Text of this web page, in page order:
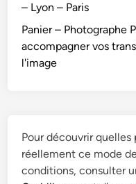
– Lyon – Paris
Panier – Photographe
accompagner vos
l'image
Pour découvrir
réellement ce mode
conditions, consulter